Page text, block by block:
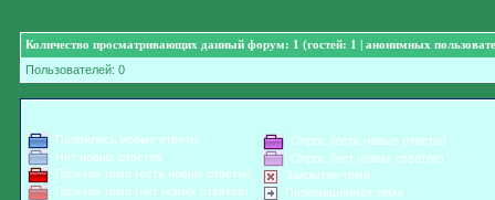
Количество просматривающих данный форум: 1 (гостей: 1 | анонимных
Пользователей: 0
Появились новые ответы
Нет новых ответов
Горячая тема (есть новые ответы)
Горячая тема (нет новых ответов)
Опрос (есть новые ответы)
Опрос (нет новых ответов)
Закрытая тема
Перемещённая тема